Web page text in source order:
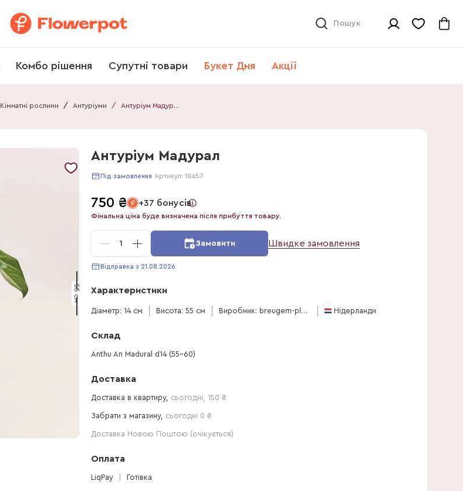
Пошук
Комбо рішення Супутні товари Букет Дня Акції
Кімнатні рослини / Антуріуми / Антуріум Мадурал
55 см
Антуріум Мадурал
Під замовлення Артикул: 18457
750 ₴ +37 бонусів
Фінальна ціна буде визначена після прибуття товару.
1 Замовити Швидке замовлення
Відправка з 21.08.2026
Характеристики
Діаметр: 14 см Висота: 55 см Виробник: breugem-plants-bv Нідерланди
Склад
Anthu An Madural d14 (55-60)
Доставка
Доставка в квартиру, сьогодні 150 ₴
Забрати з магазину, сьогодні 0 ₴
Доставка Новою Поштою (очікується)
Оплата
LiqPay Готівка